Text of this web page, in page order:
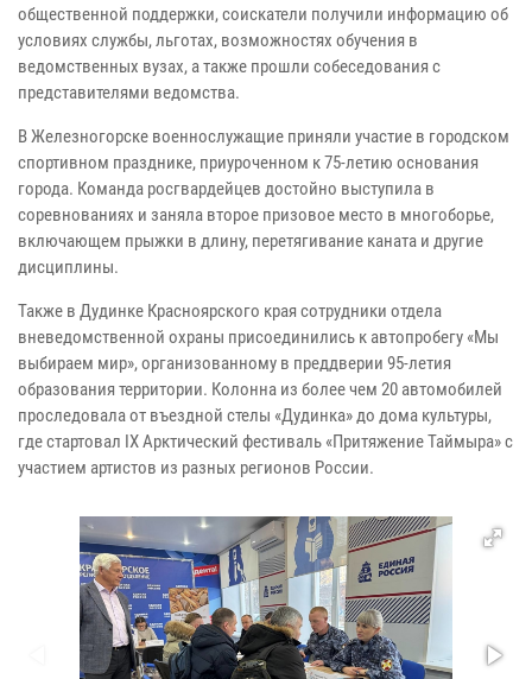
общественной поддержки, соискатели получили информацию об
условиях службы, льготах, возможностях обучения в
ведомственных вузах, а также прошли собеседования с
представителями ведомства.
В Железногорске военнослужащие приняли участие в городском
спортивном празднике, приуроченном к 75-летию основания
города. Команда росгвардейцев достойно выступила в
соревнованиях и заняла второе призовое место в многоборье,
включающем прыжки в длину, перетягивание каната и другие
дисциплины.
Также в Дудинке Красноярского края сотрудники отдела
вневедомственной охраны присоединились к автопробегу «Мы
выбираем мир», организованному в преддверии 95-летия
образования территории. Колонна из более чем 20 автомобилей
проследовала от въездной стелы «Дудинка» до дома культуры,
где стартовал IX Арктический фестиваль «Притяжение Таймыра» с
участием артистов из разных регионов России.